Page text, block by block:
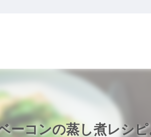
ーコンの蒸し煮レシ